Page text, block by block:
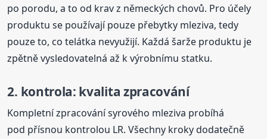
po porodu, a to od krav z německých chovů. Pro účely
produktu se používají pouze přebytky mleziva, tedy
pouze to, co telátka nevyužijí. Každá šarže produktu je
zpětně vysledovatelná až k výrobnímu statku.
2. kontrola: kvalita zpracování
Kompletní zpracování syrového mleziva probíhá
pod přísnou kontrolou LR. Všechny kroky dodatečně